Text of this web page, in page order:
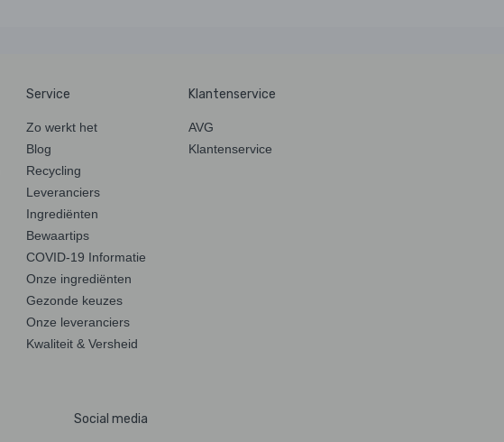
Service
Zo werkt het
Blog
Recycling
Leveranciers
Ingrediënten
Bewaartips
COVID-19 Informatie
Onze ingrediënten
Gezonde keuzes
Onze leveranciers
Kwaliteit & Versheid
Klantenservice
AVG
Klantenservice
Social media